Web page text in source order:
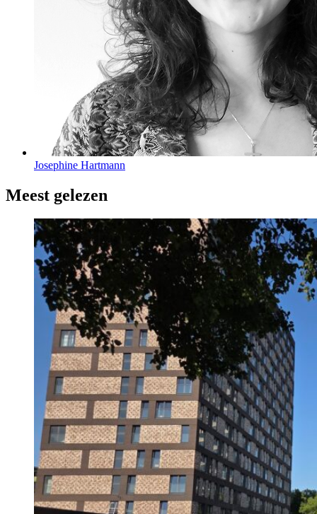
Josephine Hartmann
Meest gelezen